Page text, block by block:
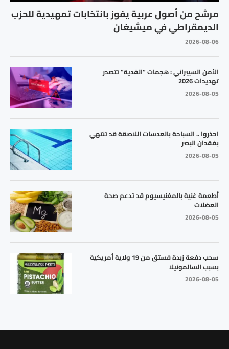
مرشح من أصول عربية يفوز بانتخابات تمهيدية للحزب
الديمقراطي في ميشيغان
2026-08-06
الأمن السيبراني : هجمات “الفدية” تتصدر
تهديدات 2026
2026-08-05
احذروا .. السباحة بالعدسات اللاصقة قد تنتهي
بفقدان البصر
2026-08-05
أطعمة غنية بالمغنيسيوم قد تدعم صحة
العضلات
2026-08-05
سحب دفعة زبدة فستق من 19 ولاية أمريكية
بسبب السالمونيلا
2026-08-05